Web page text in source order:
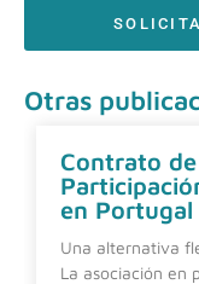
Otras
Contrato
en Portugal
Una alternativa
La asociación en